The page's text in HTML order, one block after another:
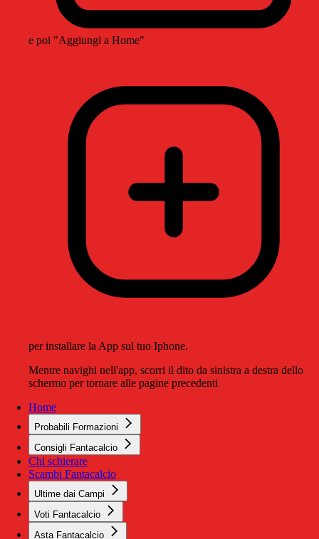
e poi "Aggiungi a Home"
per installare la App sul tuo Iphone.
Mentre navighi nell'app, scorri il dito da sinistra a destra dello
schermo per tornare alle pagine precedenti
Home
Probabili Formazioni
Consigli Fantacalcio
Chi schierare
Scambi Fantacalcio
Ultime dai Campi
Voti Fantacalcio
Asta Fantacalcio